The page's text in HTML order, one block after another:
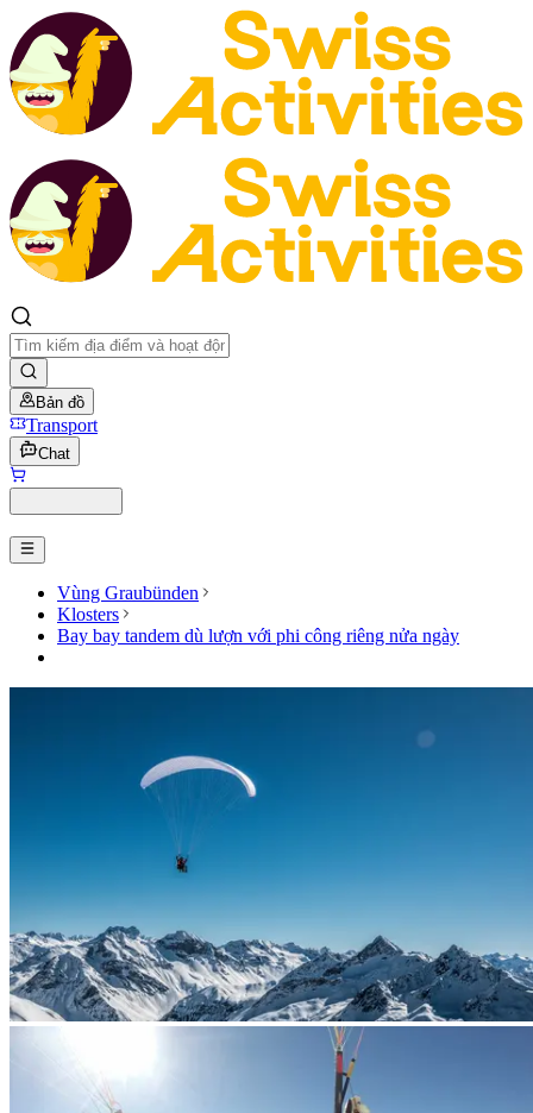
Bản đồ
Transport
Chat
Vùng Graubünden
Klosters
Bay bay tandem dù lượn với phi công riêng nửa ngày